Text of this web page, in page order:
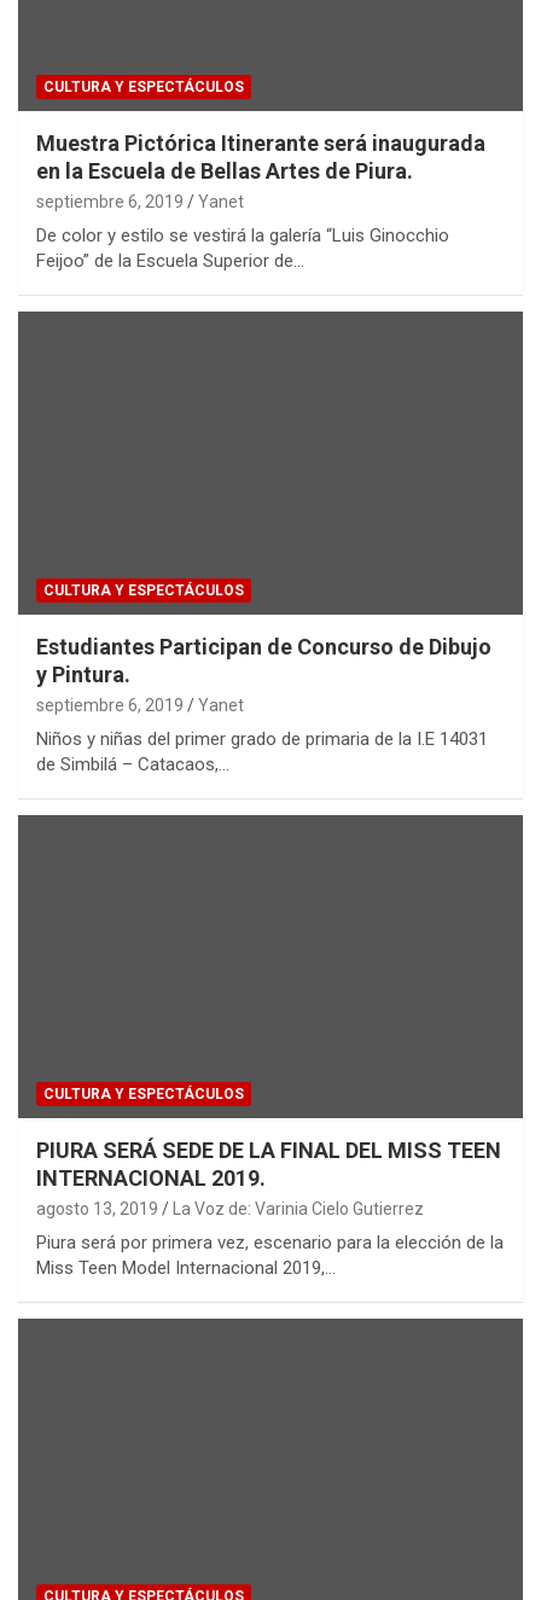
CULTURA Y ESPECTÁCULOS
Muestra Pictórica Itinerante será inaugurada
en la Escuela de Bellas Artes de Piura.
septiembre 6, 2019 Yanet
De color y estilo se vestirá la galería “Luis Ginocchio
Feijoo” de la Escuela Superior de…
CULTURA Y ESPECTÁCULOS
Estudiantes Participan de Concurso de Dibujo
y Pintura.
septiembre 6, 2019 Yanet
Niños y niñas del primer grado de primaria de la I.E 14031
de Simbilá – Catacaos,…
CULTURA Y ESPECTÁCULOS
PIURA SERÁ SEDE DE LA FINAL DEL MISS TEEN
INTERNACIONAL 2019.
agosto 13, 2019 La Voz de: Varinia Cielo Gutierrez
Piura será por primera vez, escenario para la elección de la
Miss Teen Model Internacional 2019,…